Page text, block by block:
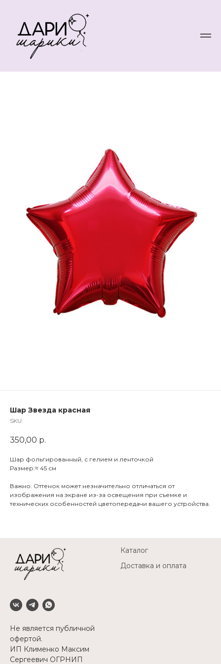
Шар Звезда красная
SKU:
350,00 р.
Шар фольгированный, с гелием и ленточкой
Размер:≈ 45 см
Важно: Оттенок может незначительно отличаться от
изображения на экране из-за освещения при съемке и
технических особенностей цветопередачи вашего устройства.
Не является публичной
офертой.
ИП Клименко Максим
Сергеевич ОГРНИП
Каталог
Доставка и оплата